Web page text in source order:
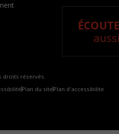
droits réservés.
Plan du site Plan d'accessibilite